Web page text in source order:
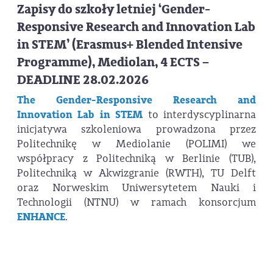
Zapisy do szkoły letniej ‘Gender-
Responsive Research and Innovation Lab
in STEM’ (Erasmus+ Blended Intensive
Programme), Mediolan, 4 ECTS –
DEADLINE 28.02.2026
The Gender-Responsive Research and
Innovation Lab in STEM to interdyscyplinarna
inicjatywa szkoleniowa prowadzona przez
Politechnikę w Mediolanie (POLIMI) we
współpracy z Politechniką w Berlinie (TUB),
Politechniką w Akwizgranie (RWTH), TU Delft
oraz Norweskim Uniwersytetem Nauki i
Technologii (NTNU) w ramach konsorcjum
ENHANCE.